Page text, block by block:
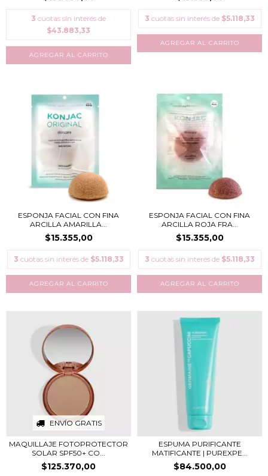
3 cuotas sin interés de
$43.883,33
3 cuotas sin interés de $5.118,33
ESPONJA FACIAL CON FINA
ARCILLA AMARILLA...
$15.355,00
3 cuotas sin interés de $5.118,33
ESPONJA FACIAL CON FINA
ARCILLA ROJA FRA...
$15.355,00
3 cuotas sin interés de $5.118,33
ENVÍO GRATIS
MAQUILLAJE FOTOPROTECTOR
SOLAR SPF50+ CO...
$125.370,00
ESPUMA PURIFICANTE
MATIFICANTE | PUREXPE...
$84.500,00